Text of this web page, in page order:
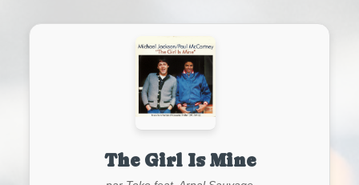
The Girl Is Mine